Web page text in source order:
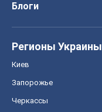
Блоги
Регионы Украины
Киев
Запорожье
Черкассы